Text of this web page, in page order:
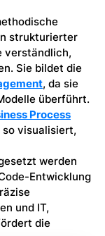
strukturierter
verständlich,
Sie bildet die
, da sie
überführt.
Process
so visualisiert,
werden
Entwicklung
und IT,
die